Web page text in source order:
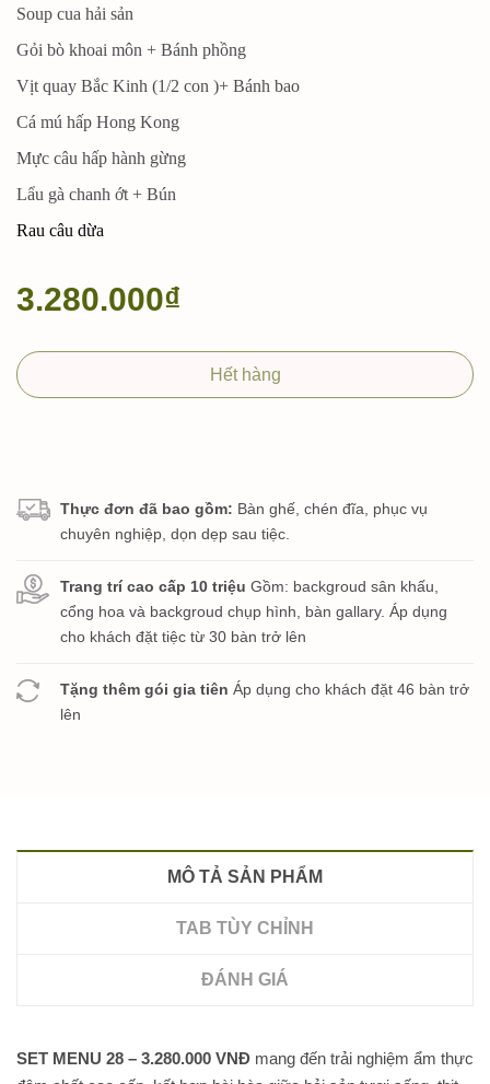
Soup cua hải sản
Gỏi bò khoai môn + Bánh phồng
Vịt quay Bắc Kinh (1/2 con )+ Bánh bao
Cá mú hấp Hong Kong
Mực câu hấp hành gừng
Lẩu gà chanh ớt + Bún
Rau câu dừa
3.280.000₫
Hết hàng
Thực đơn đã bao gồm: Bàn ghế, chén đĩa, phục vụ
chuyên nghiệp, dọn dẹp sau tiệc.
Trang trí cao cấp 10 triệu Gồm: backgroud sân khấu,
cổng hoa và backgroud chụp hình, bàn gallary. Áp dụng
cho khách đặt tiệc từ 30 bàn trở lên
Tặng thêm gói gia tiên Áp dụng cho khách đặt 46 bàn trở
lên
MÔ TẢ SẢN PHẨM
TAB TÙY CHỈNH
ĐÁNH GIÁ
SET MENU 28 – 3.280.000 VNĐ mang đến trải nghiệm ẩm thực